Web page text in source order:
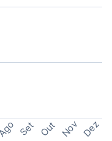
Ago Set Out Nov Dez